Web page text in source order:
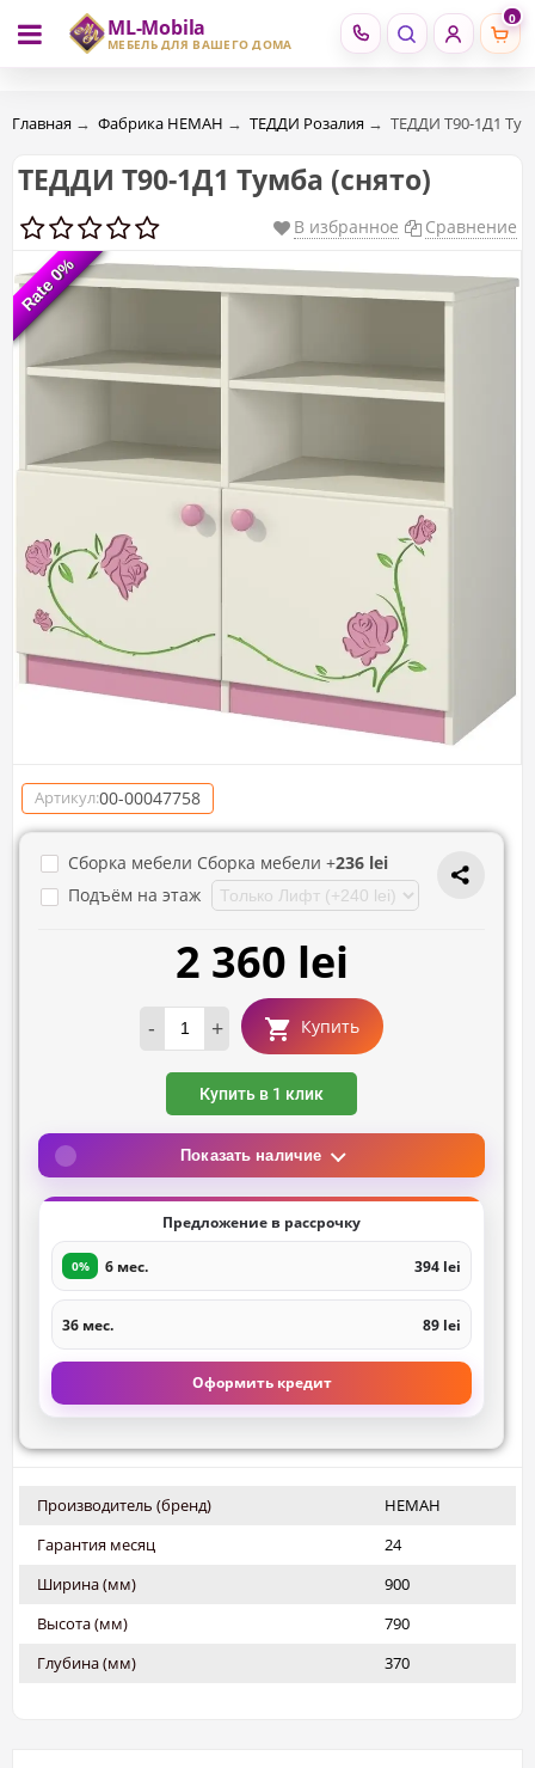
ML-Mobila
МЕБЕЛЬ ДЛЯ ВАШЕГО ДОМА
0
RU RO
Главная → Фабрика НЕМАН → ТЕДДИ Розалия → ТЕДДИ Т90-1Д1
ТЕДДИ Т90-1Д1 Тумба (снято)
В избранное Сравнение
Rate 0%
Rate 0%
Артикул:00-00047758
Сборка мебели Сборка мебели +236 lei
Подъём на этаж
2 360 lei
- + Купить
Купить в 1 клик
Показать наличие
Предложение в рассрочку
0% 6 мес. 394 lei
36 мес. 89 lei
Оформить кредит
Производитель (бренд)
НЕМАН
Гарантия месяц
24
Ширина (мм)
900
Высота (мм)
790
Глубина (мм)
370